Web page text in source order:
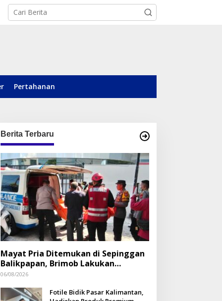
Pertahanan
Berita Terbaru
Mayat Pria Ditemukan di Sepinggan
Balikpapan, Brimob Lakukan
Pengamanan TKP
06/08/2026
Fotile Bidik Pasar Kalimantan,